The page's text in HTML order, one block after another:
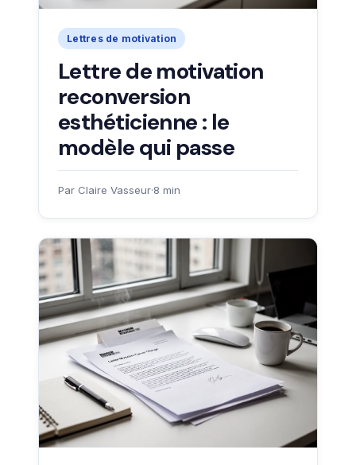
Lettres de motivation
Lettre de motivation
reconversion
esthéticienne : le
modèle qui passe
Par Claire Vasseur·8 min